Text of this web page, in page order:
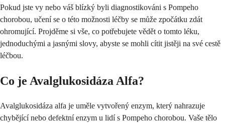
Pokud jste vy nebo váš blízký byli diagnostikováni s Pompeho
chorobou, učení se o této možnosti léčby se může zpočátku zdát
ohromující. Projděme si vše, co potřebujete vědět o tomto léku,
jednoduchými a jasnými slovy, abyste se mohli cítit jistěji na své cestě
léčbou.
Co je Avalglukosidáza Alfa?
Avalglukosidáza alfa je uměle vytvořený enzym, který nahrazuje
chybějící nebo defektní enzym u lidí s Pompeho chorobou. Vaše tělo